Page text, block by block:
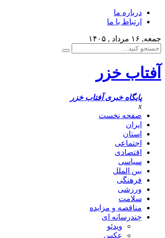
درباره ما
ارتباط با ما
جمعه, ۱۶ مرداد , ۱۴۰۵
آفتاب خزر
پایگاه خبری آفتاب خزر
x
صفحه نخست
ایران
استان
اجتماعی
اقتصادی
سیاسی
بین الملل
فرهنگی
ورزشی
سلامت
مناقصه و مزایده
چندرسانه ای
ویدئو
عکس